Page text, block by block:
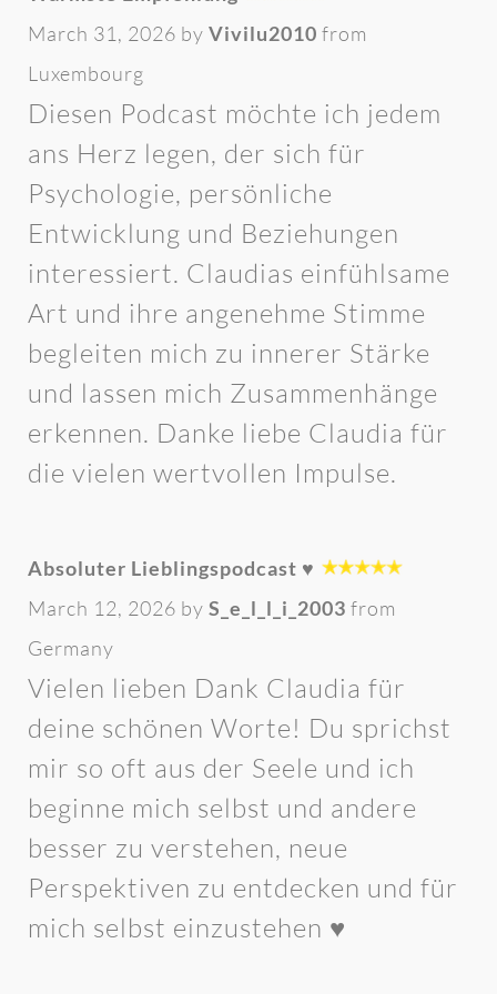
March 31, 2026 by Vivilu2010 from
Luxembourg
Diesen Podcast möchte ich jedem
ans Herz legen, der sich für
Psychologie, persönliche
Entwicklung und Beziehungen
interessiert. Claudias einfühlsame
Art und ihre angenehme Stimme
begleiten mich zu innerer Stärke
und lassen mich Zusammenhänge
erkennen. Danke liebe Claudia für
die vielen wertvollen Impulse.
Absoluter Lieblingspodcast ♥️
March 12, 2026 by S_e_l_l_i_2003 from
Germany
Vielen lieben Dank Claudia für
deine schönen Worte! Du sprichst
mir so oft aus der Seele und ich
beginne mich selbst und andere
besser zu verstehen, neue
Perspektiven zu entdecken und für
mich selbst einzustehen ♥️